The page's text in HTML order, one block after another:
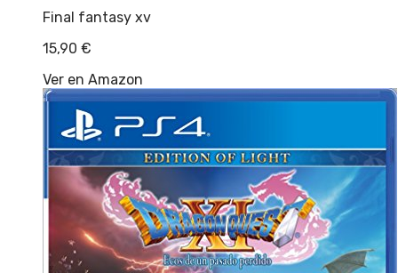
Final fantasy xv
15,90 €
Ver en Amazon